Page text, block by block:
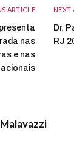
ARTICLE
nas
e nas
NEXT
Dr.
RJ